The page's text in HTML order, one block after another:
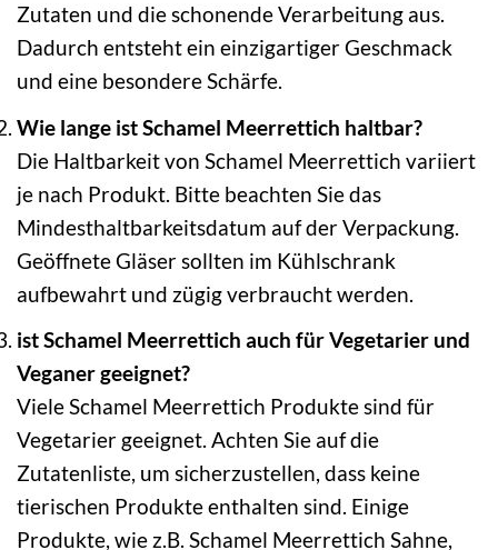
Zutaten und die schonende Verarbeitung aus.
Dadurch entsteht ein einzigartiger Geschmack
und eine besondere Schärfe.
Wie lange ist Schamel Meerrettich haltbar?
Die Haltbarkeit von Schamel Meerrettich variiert
je nach Produkt. Bitte beachten Sie das
Mindesthaltbarkeitsdatum auf der Verpackung.
Geöffnete Gläser sollten im Kühlschrank
aufbewahrt und zügig verbraucht werden.
ist Schamel Meerrettich auch für Vegetarier und
Veganer geeignet?
Viele Schamel Meerrettich Produkte sind für
Vegetarier geeignet. Achten Sie auf die
Zutatenliste, um sicherzustellen, dass keine
tierischen Produkte enthalten sind. Einige
Produkte, wie z.B. Schamel Meerrettich Sahne,